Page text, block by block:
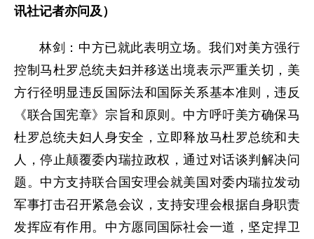
讯社记者亦问及）
林剑：中方已就此表明立场。我们对美方强行
控制马杜罗总统夫妇并移送出境表示严重关切，美
方行径明显违反国际法和国际关系基本准则，违反
《联合国宪章》宗旨和原则。中方呼吁美方确保马
杜罗总统夫妇人身安全，立即释放马杜罗总统和夫
人，停止颠覆委内瑞拉政权，通过对话谈判解决问
题。中方支持联合国安理会就美国对委内瑞拉发动
军事打击召开紧急会议，支持安理会根据自身职责
发挥应有作用。中方愿同国际社会一道，坚定捍卫